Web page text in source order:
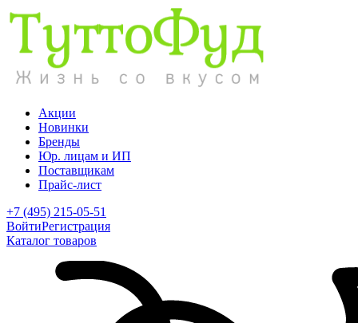
Акции
Новинки
Бренды
Юр. лицам и ИП
Поставщикам
Прайс-лист
+7 (495) 215-05-51
ВойтиРегистрация
Каталог товаров